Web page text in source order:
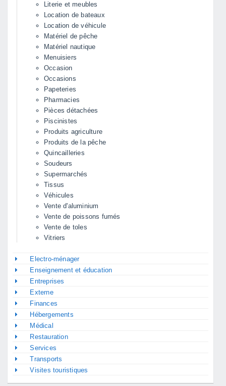
Literie et meubles
Location de bateaux
Location de véhicule
Matériel de pêche
Matériel nautique
Menuisiers
Occasion
Occasions
Papeteries
Pharmacies
Pièces détachées
Piscinistes
Produits agriculture
Produits de la pêche
Quincailleries
Soudeurs
Supermarchés
Tissus
Véhicules
Vente d'aluminium
Vente de poissons fumés
Vente de toles
Vitriers
Electro-ménager
Enseignement et éducation
Entreprises
Externe
Finances
Hébergements
Médical
Restauration
Services
Transports
Visites touristiques